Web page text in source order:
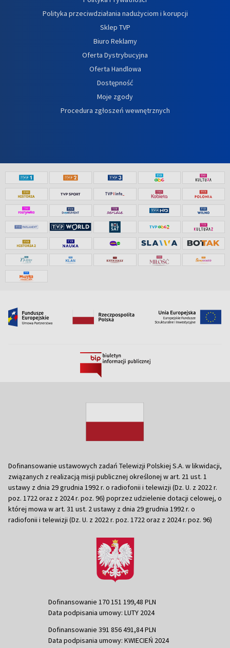
Polityka przeciwdziałania nadużyciom i korupcji
Sklep TVP
Biuro Reklamy
Oferta Dystrybucyjna
Oferta Handlowa
Dostępność
Moje zgody
Procedura zgłoszeń wewnętrznych
Dofinansowanie ustawowych zadań Telewizji Polskiej S.A. w likwidacji,
związanych z realizacją misji publicznej określonej w art. 21 ust. 1
ustawy z dnia 29 grudnia 1992 r. o radiofonii i telewizji (Dz. U. z 2022 r.
poz. 1722 oraz z 2024 r. poz. 96) poprzez udzielenie dotacji celowej, o
której mowa w art. 31 ust. 2 ustawy z dnia 29 grudnia 1992 r. o
radiofonii i telewizji (Dz. U. z 2022 r. poz. 1722 oraz z 2024 r. poz. 96)
Dofinansowanie 170 151 199,48 PLN
Data podpisania umowy: LUTY 2024
Dofinansowanie 391 856 491,84 PLN
Data podpisania umowy: KWIECIEŃ 2024